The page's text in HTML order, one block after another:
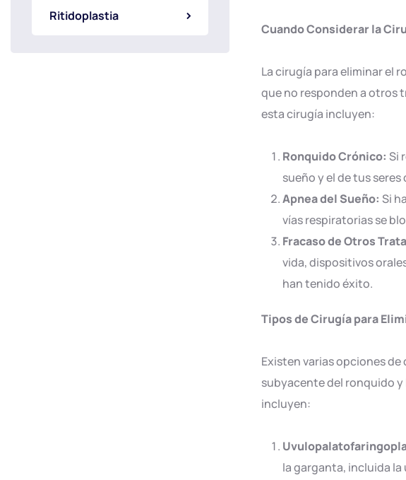
Ritidoplastia
Cuando Considerar la
La cirugía para eliminar el
que no responden a otros
esta cirugía incluyen:
Ronquido Crónico: Si
sueño y el de tus seres
Apnea del Sueño: Si
vías respiratorias se
Fracaso de Otros
vida, dispositivos
han tenido éxito.
Tipos de Cirugía para
Existen varias opciones
subyacente del ronquido
incluyen:
la garganta, incluida